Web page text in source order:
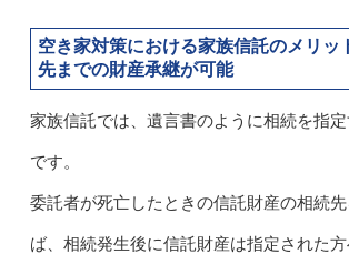
空き家対策における家族信託のメリッ
先までの財産承継が可能
家族信託では、遺言書のように相続を指
です。
委託者が死亡したときの信託財産の相続
ば、相続発生後に信託財産は指定された方